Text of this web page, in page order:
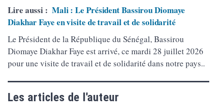
Lire aussi : Mali : Le Président Bassirou Diomaye
Diakhar Faye en visite de travail et de solidarité
Le Président de la République du Sénégal, Bassirou
Diomaye Diakhar Faye est arrivé, ce mardi 28 juillet 2026
pour une visite de travail et de solidarité dans notre pays..
Les articles de l'auteur